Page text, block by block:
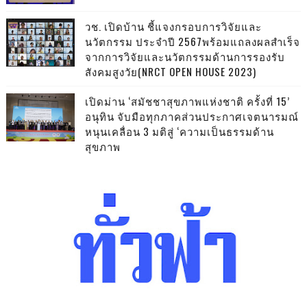
วช. เปิดบ้าน ชี้แจงกรอบการวิจัยและ
นวัตกรรม ประจำปี 2567พร้อมแถลงผลสำเร็จ
จากการวิจัยและนวัตกรรมด้านการรองรับ
สังคมสูงวัย(NRCT OPEN HOUSE 2023)
เปิดม่าน ‘สมัชชาสุขภาพแห่งชาติ ครั้งที่ 15’
อนุทิน จับมือทุกภาคส่วนประกาศเจตนารมณ์
หนุนเคลื่อน 3 มติสู่ ‘ความเป็นธรรมด้าน
สุขภาพ